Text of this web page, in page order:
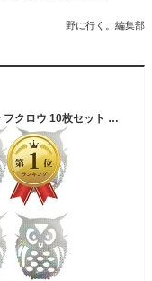
野に行く。編集部
【楽天ランキング1位入賞】鳥よけステッカー フクロウ 10枚セット 反射シール 窓ガラス 鳩よけ ベランダ 車 カラス(シルバー, 15.5x19.5cm)